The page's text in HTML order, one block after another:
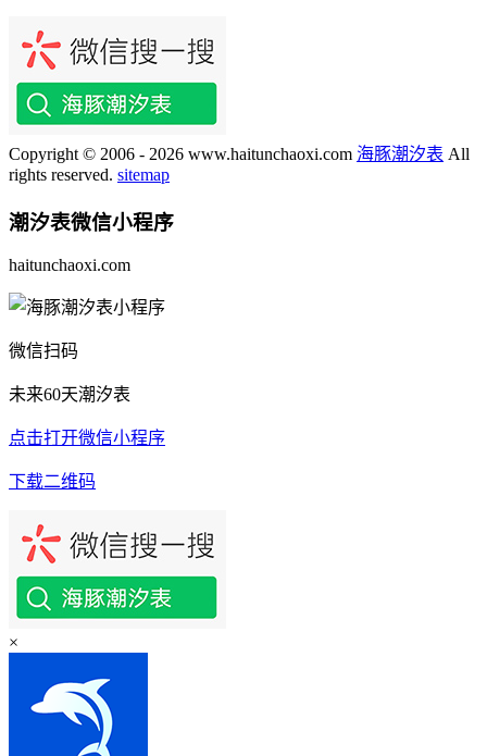
Copyright © 2006 - 2026 www.haitunchaoxi.com 海豚潮汐表 All
rights reserved. sitemap
潮汐表微信小程序
haitunchaoxi.com
微信扫码
未来60天潮汐表
点击打开微信小程序
下载二维码
×